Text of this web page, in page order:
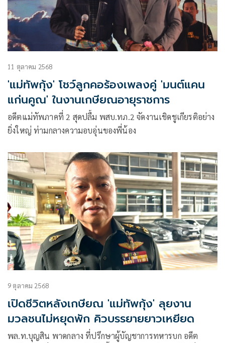
11 ตุลาคม 2568
'แม่ทัพกุ้ง' โชว์ลูกคอร้องเพลงคู่ 'มนต์แคน
แก่นคูณ' ในงานเกษียณอายุราชการ
อดีตแม่ทัพภาคที่ 2 สุดปลื้ม พสบ.ทภ.2 จัดงานเชิดชูเกียรติอย่าง
ยิ่งใหญ่ ท่ามกลางความอบอุ่นของพี่น้อง
9 ตุลาคม 2568
เปิดชีวิตหลังเกษียณ 'แม่ทัพกุ้ง' ลุยงาน
มวลชนไม่หยุดพัก คิวบรรยายยาวเหยียด
พล.ท.บุญสิน พาดกลาง ที่ปรึกษาผู้บัญชาการทหารบก อดีต